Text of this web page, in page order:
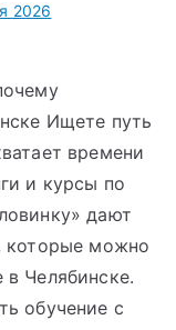
2026
Ищете путь
времени
и курсы по
дают
которые можно
Челябинске.
обучение с